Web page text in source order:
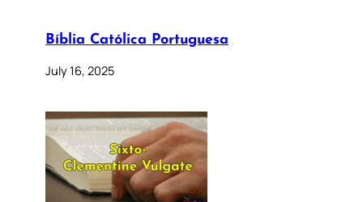
Bíblia Católica Portuguesa
July 16, 2025